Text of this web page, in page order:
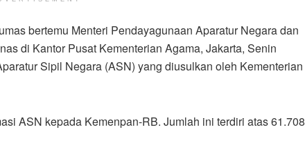
bertemu Menteri Pendayagunaan Aparatur Negara dan
di Kantor Pusat Kementerian Agama, Jakarta, Senin
Sipil Negara (ASN) yang diusulkan oleh Kementerian
ASN kepada Kemenpan-RB. Jumlah ini terdiri atas 61.708